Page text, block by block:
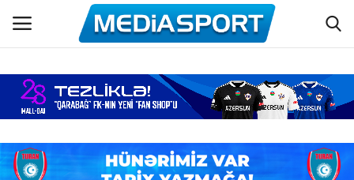
Əsas
Azərbaycan futbolu